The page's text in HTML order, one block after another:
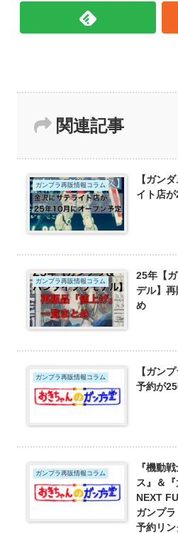
関連記事
ガンプラ再販情報コラム
【ガン
イト店
ガンプラ再販情報コラム
25年【
デル】
め
ガンプラ再販情報コラム
【ガン
予約が
ガンプラ再販情報コラム
『機動
ス』＆
NEXT
ガンプ
予約リン